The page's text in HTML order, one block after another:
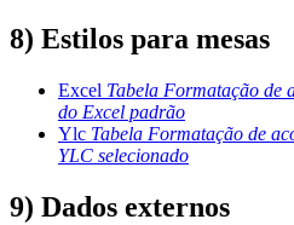
8) Estilos para mesas
Excel Tabela Formatação de
do Excel padrão
Ylc Tabela Formatação de
YLC selecionado
9) Dados externos